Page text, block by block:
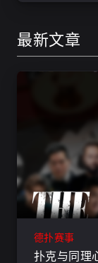
最新文章
德扑赛事
扑克与同理